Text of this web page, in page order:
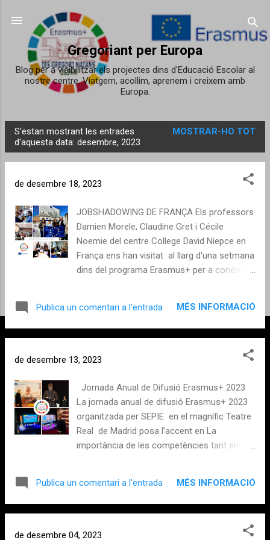
Salta al contingut principal
Gregoriant per Europa
Blog per a visibilitzar els projectes dins d'Educació Escolar al
nostre centre. Viatgem, acollim, aprenem i creixem amb
Europa.
n
S'estan mostrant les entrades
d'aquesta data: desembre, 2023
MOSTRAR-HO TOT
de desembre 18, 2023
JOBSHADOWING DE FRANÇA Els professors
Damien Morele, Claudine Gret i Cécile
Noemie del centre College David Niepce en
França ens han visitat al llarg d'una setmana
dins del programa Erasmus+ per a conéixer
matèries relacionades amb l'emprenedoria i
l'economia, llengües modernes i noves
resultat no sols enriquidora per a tots
hem establert les bases per a futures
col·laboracions Erasmus+ entre els nostres
centres que beneficiaran notablement el
nostre alumnat que estudia francés. Ha
estat un plaer conéixer-los i compartir
Publica un comentari a l'entrada MÉS INFORMACIÓ
de desembre 13, 2023
Jornada Anual de Difusió Erasmus+ 2023
La jornada anual de difusió Erasmus+ 2023
organitzada per SEPIE en el magnífic Teatre
Real de Madrid posa l’accent en La
importància de les competències tant en el
sectors. En aquest, l’any europeu de les
competències, el SEPIE continua
oportunitats per a la internacionalització de
Publica un comentari a l'entrada MÉS INFORMACIÓ
de desembre 04, 2023